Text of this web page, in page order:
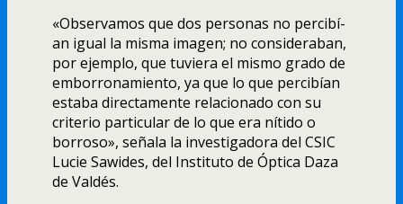
«Observamos que dos personas no percibí­
an igual la misma imagen; no consideraban,
por ejemplo, que tuviera el mismo grado de
emborronamiento, ya que lo que percibí­an
estaba directamente relacionado con su
criterio particular de lo que era ní­tido o
borroso», señala la investigadora del CSIC
Lucie Sawides, del Instituto de Óptica Daza
de Valdés.